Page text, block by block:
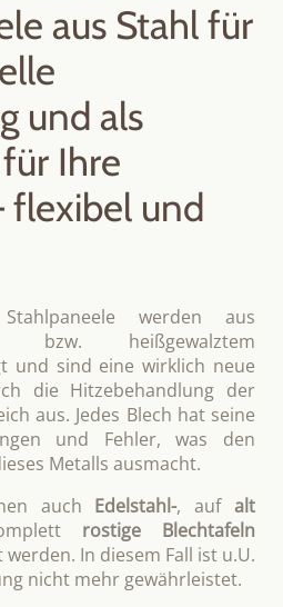
aus Stahl für
und als
Ihre
flexibel und
werden aus
bzw. heißgewalztem
und sind eine wirklich neue
die Hitzebehandlung der
aus. Jedes Blech hat seine
und Fehler, was den
Metalls ausmacht.
auch Edelstahl-, aufalt
rostige Blechtafeln
In diesem Fall ist u.U.
nicht mehr gewährleistet.